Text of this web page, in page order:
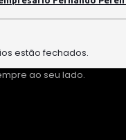
estão fechados.
ao seu lado.